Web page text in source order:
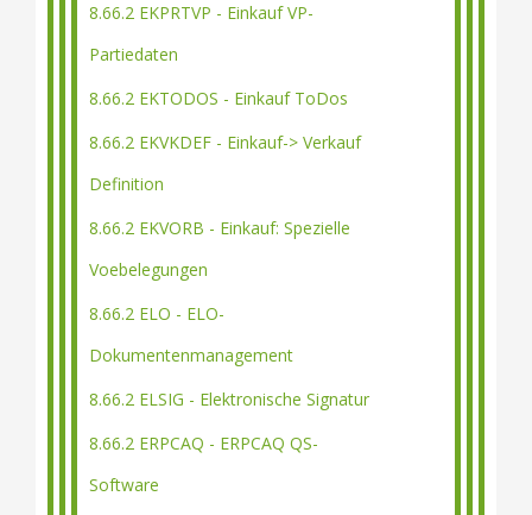
8.66.2 EKPRTVP - Einkauf VP-
Partiedaten
8.66.2 EKTODOS - Einkauf ToDos
8.66.2 EKVKDEF - Einkauf-> Verkauf
Definition
8.66.2 EKVORB - Einkauf: Spezielle
Voebelegungen
8.66.2 ELO - ELO-
Dokumentenmanagement
8.66.2 ELSIG - Elektronische Signatur
8.66.2 ERPCAQ - ERPCAQ QS-
Software